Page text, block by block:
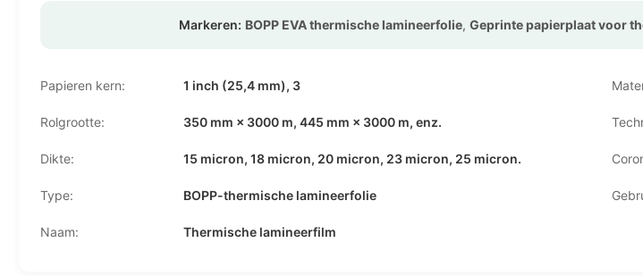
Markeren: BOPP EVA thermische lamineerfolie, Geprinte papierplaat voor
Papieren kern: 1 inch (25,4 mm), 3
Rolgrootte: 350 mm × 3000 m, 445 mm × 3000 m, enz.
Dikte: 15 micron, 18 micron, 20 micron, 23 micron, 25 micron.
Type: BOPP-thermische lamineerfolie
Naam: Thermische lamineerfilm